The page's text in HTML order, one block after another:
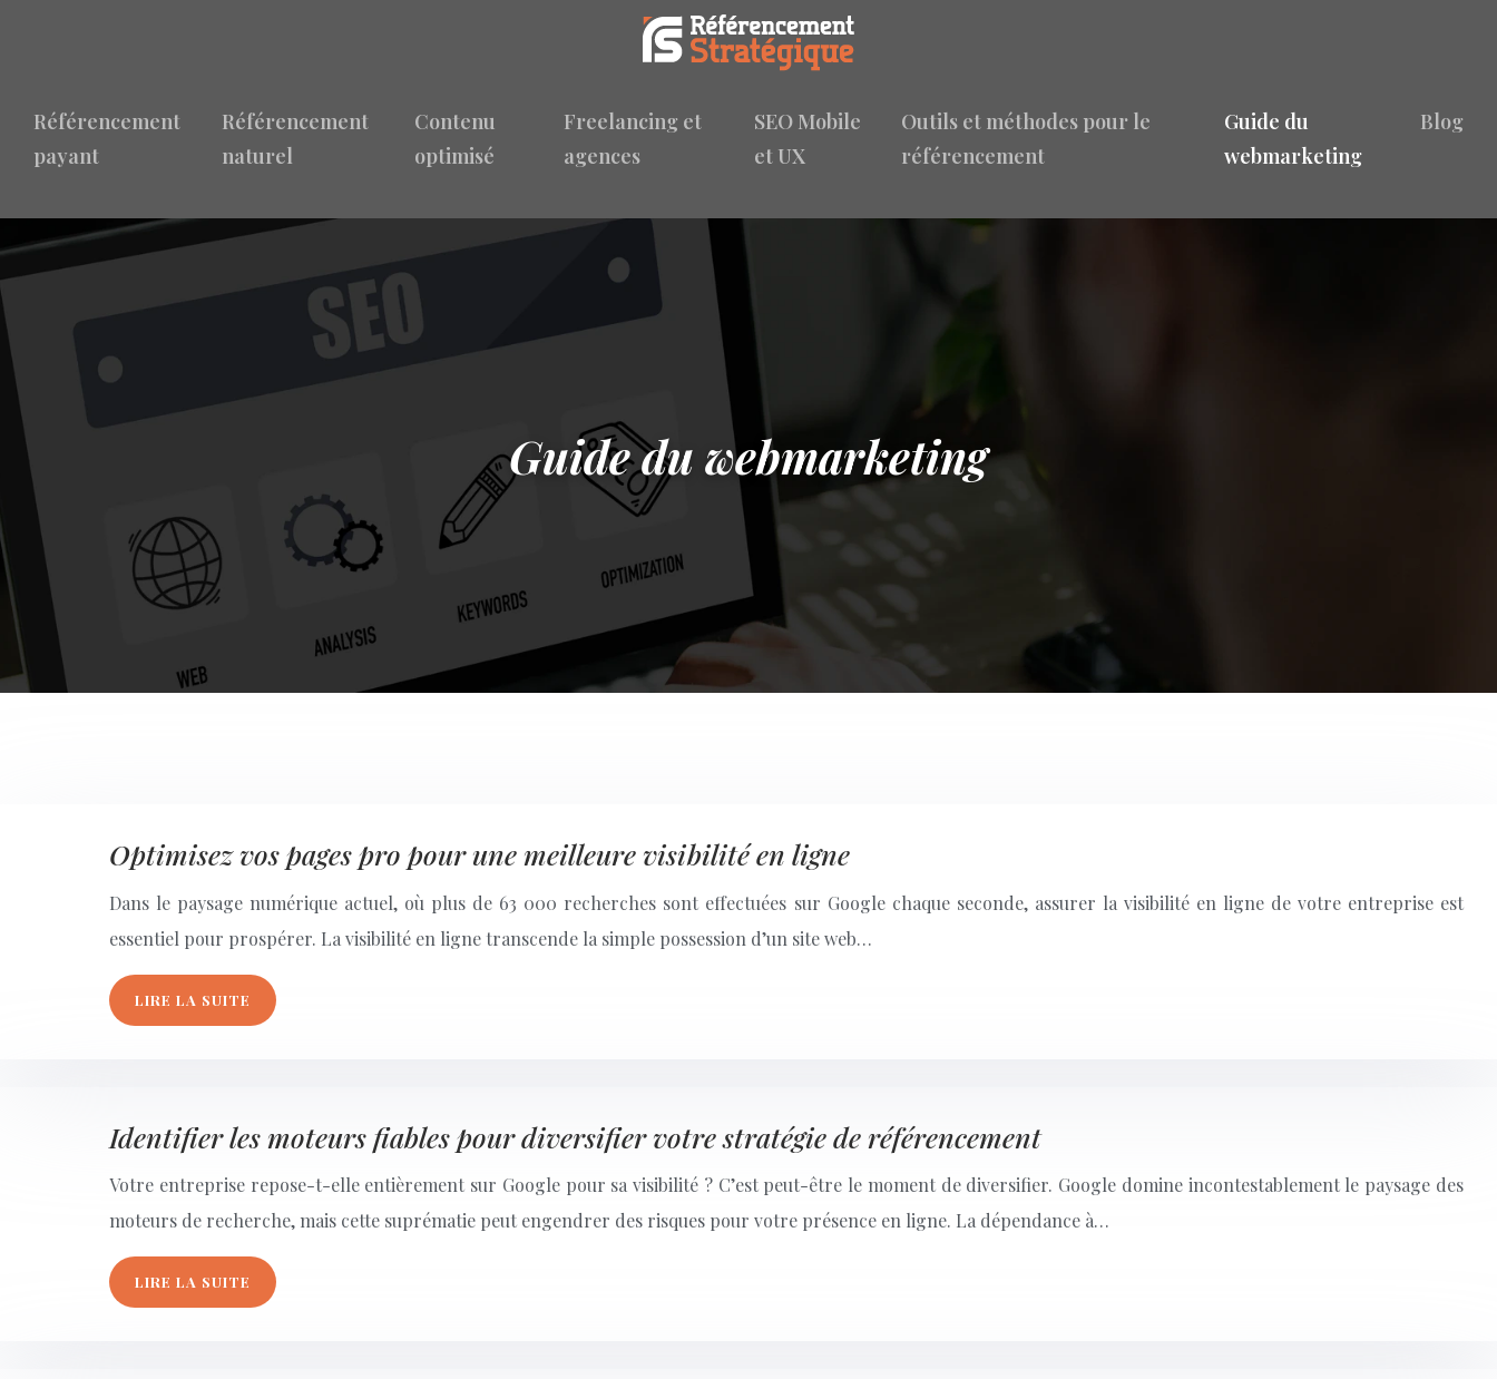
Référencement
payant
Référencement
naturel
Contenu
optimisé
Freelancing et
agences
SEO Mobile
et UX
Outils et méthodes pour le
référencement
Guide du
webmarketing
Blog
Guide du webmarketing
Optimisez vos pages pro pour une meilleure visibilité en ligne
Dans le paysage numérique actuel, où plus de 63 000 recherches sont effectuées sur Google chaque seconde, assurer la visibilité en ligne de votre entreprise est
essentiel pour prospérer. La visibilité en ligne transcende la simple possession d’un site web…
LIRE LA SUITE
Identifier les moteurs fiables pour diversifier votre stratégie de référencement
Votre entreprise repose-t-elle entièrement sur Google pour sa visibilité ? C’est peut-être le moment de diversifier. Google domine incontestablement le paysage des
moteurs de recherche, mais cette suprématie peut engendrer des risques pour votre présence en ligne. La dépendance à…
LIRE LA SUITE